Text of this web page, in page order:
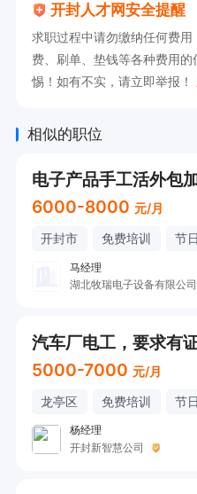
开封人才网安全提醒
求职过程中请勿缴纳任何费
费、刷单、垫钱等各种费用
惕！如有不实，请立即举报！
相似的职位
电子产品手工活外包
6000-8000 元/月
开封市 免费培训 节
马经理
湖北牧瑞电子设备有限公司
汽车厂电工，要求有
5000-7000 元/月
龙亭区 免费培训 节
杨经理
开封新智慧公司